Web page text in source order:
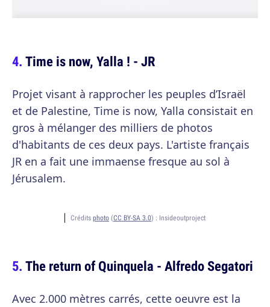
Time is now, Yalla ! - JR
Projet visant à rapprocher les peuples d’Israël
et de Palestine, Time is now, Yalla consistait en
gros à mélanger des milliers de photos
d'habitants de ces deux pays. L'artiste français
JR en a fait une immaense fresque au sol à
Jérusalem.
Crédits photo (CC BY-SA 3.0) : Insideoutproject
The return of Quinquela - Alfredo Segatori
Avec 2.000 mètres carrés, cette oeuvre est la